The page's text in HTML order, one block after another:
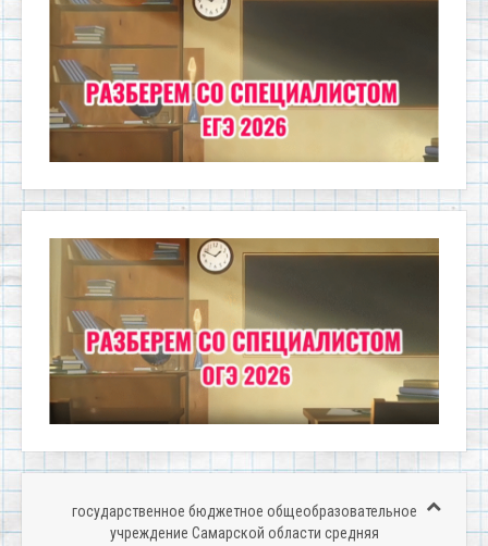
государственное бюджетное общеобразовательное
учреждение Самарской области средняя